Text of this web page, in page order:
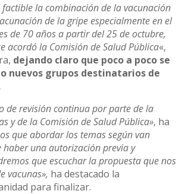
la combinación de la vacunación
de la gripe especialmente en el
de 70 años a partir del 25 de octubre,
acordó la Comisión de Salud Pública«,
dejando claro que poco a poco se
nuevos grupos destinatarios de
de revisión continua por parte de la
y de la Comisión de Salud Pública», ha
que abordar los temas según van
haber una autorización previa y
que escuchar la propuesta que nos
vacunas», ha destacado la
para finalizar.